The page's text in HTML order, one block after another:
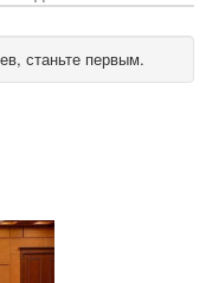
станьте первым.